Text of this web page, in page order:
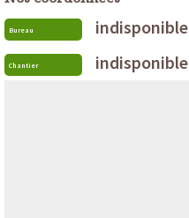
Bureau indisponible
Chantier indisponible